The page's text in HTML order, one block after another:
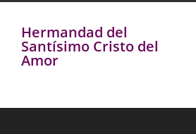
Hermandad del
Santísimo Cristo del
Amor